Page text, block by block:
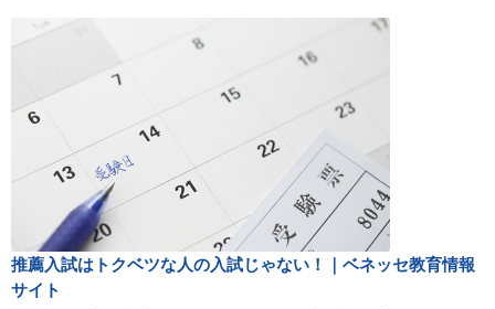
推薦入試はトクベツな人の入試じゃない！｜ベネッセ教育情報
サイト